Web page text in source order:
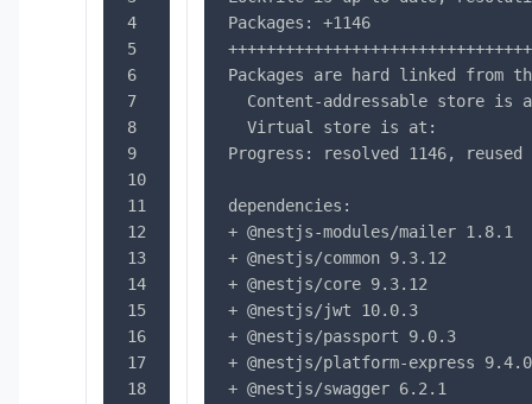
4
5
6
7
8
9
10
11
12
13
14
15
16
17
18
Packages: +1146
Packages are hard linked
Content-addressable store is
Virtual store is at:
Progress: resolved 1146, reused
dependencies:
+ @nestjs-modules/mailer 1.8.1
+ @nestjs/common 9.3.12
+ @nestjs/core 9.3.12
+ @nestjs/jwt 10.0.3
+ @nestjs/passport 9.0.3
+ @nestjs/platform-express 9.4.0
+ @nestjs/swagger 6.2.1